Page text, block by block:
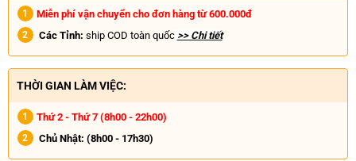
Miễn phí vận chuyển cho đơn hàng từ 600.000đ
Các Tỉnh: ship COD toàn quốc >> Chi tiết
THỜI GIAN LÀM VIỆC:
Thứ 2 - Thứ 7 (8h00 - 22h00)
Chủ Nhật: (8h00 - 17h30)